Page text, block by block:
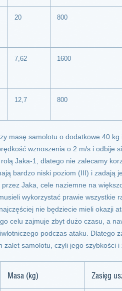
20 800
7,62 1600
12,7 800
masę samolotu o dodatkowe 40
wznoszenia o 2 m/s i odbije
Jaka-1, dlatego nie zalecamy
bardzo niski poziom (III) i zadają
Jaka, cele naziemne na
wykorzystać prawie wszystkie
nie będziecie mieli okazji
celu zajmuje zbyt dużo czasu, a
podczas ataku. Dlatego
zalet samolotu, czyli jego szybkości i
Masa (kg) Zasięg